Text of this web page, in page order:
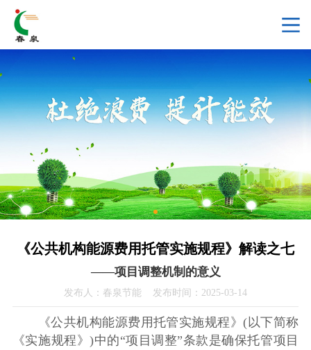
《公共机构能源费用托管实施规程》解读之七
——项目调整机制的意义
发布人：春泉节能 发布时间：2025-03-14
《公共机构能源费用托管实施规程》(以下简称
《实施规程》)中的“项目调整”条款是确保托管项目